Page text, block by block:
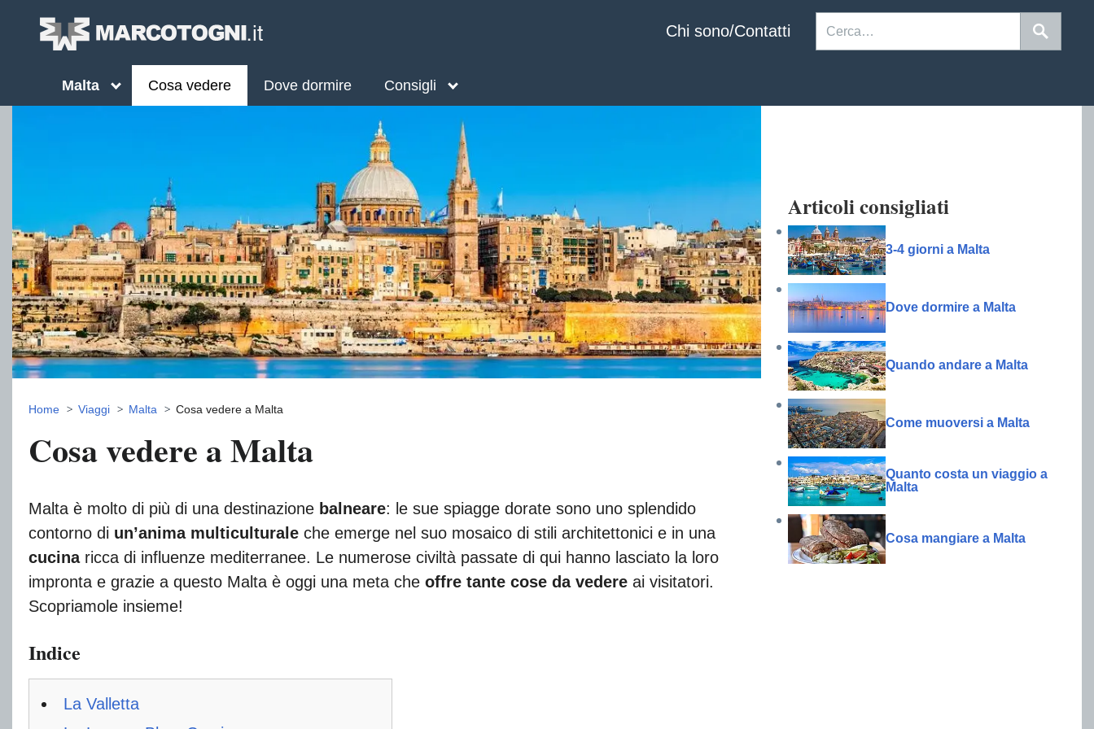
Chi sono/Contatti
Malta Cosa vedere Dove dormire Consigli
Articoli consigliati
3-4 giorni a Malta
Dove dormire a Malta
Quando andare a Malta
Come muoversi a Malta
Quanto costa un viaggio a
Malta
Cosa mangiare a Malta
Home Viaggi Malta Cosa vedere a Malta
Cosa vedere a Malta
Malta è molto di più di una destinazione balneare: le sue spiagge dorate sono uno splendido
contorno di un’anima multiculturale che emerge nel suo mosaico di stili architettonici e in una
cucinaricca di influenze mediterranee. Le numerose civiltà passate di qui hanno lasciato la loro
impronta e grazie a questo Malta è oggi una meta che offre tante cose da vedere ai visitatori.
Scopriamole insieme!
Indice
La Valletta